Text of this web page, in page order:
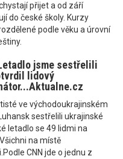
přijet a od září
do české školy. Kurzy
podle věku a úrovní
jsme sestřelili
lidový
ve východoukrajinském
sestřelili ukrajinské
letadlo se 49 lidmi na
na místě
CNN jde o jednu z